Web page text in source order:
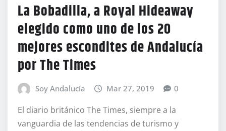
La Bobadilla, a Royal Hideaway
elegido como uno de los 20
mejores escondites de Andalucía
por The Times
Soy Andalucía Mar 27, 2019 0
El diario británico The Times, siempre a la
vanguardia de las tendencias de turismo y